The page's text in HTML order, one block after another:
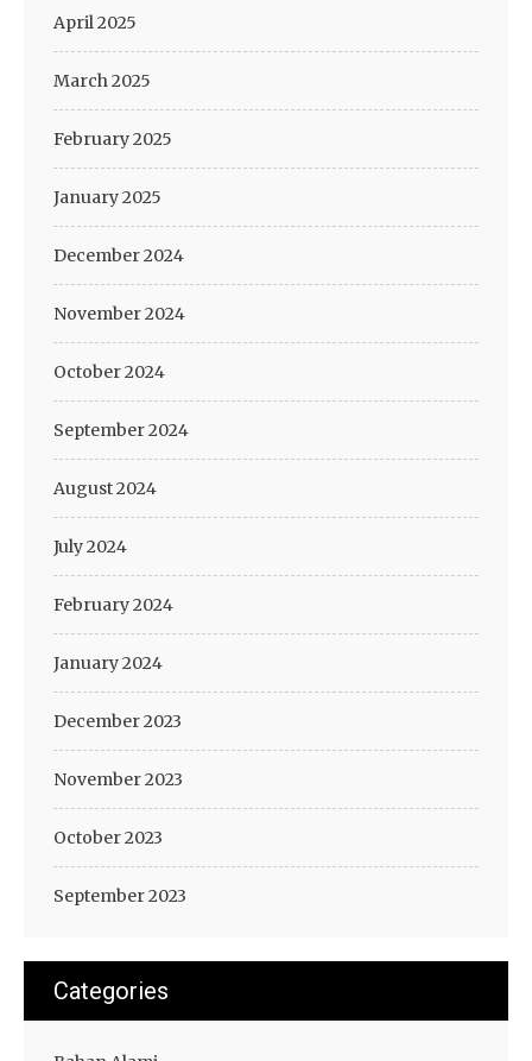
April 2025
March 2025
February 2025
January 2025
December 2024
November 2024
October 2024
September 2024
August 2024
July 2024
February 2024
January 2024
December 2023
November 2023
October 2023
September 2023
Categories